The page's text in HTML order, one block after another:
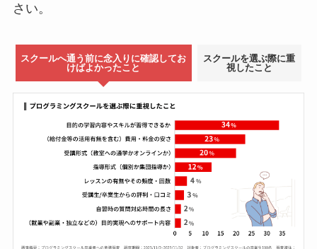
さい。
スクールへ通う前に念入りに確認してお
けばよかったこと
スクールを選ぶ際に重
視したこと